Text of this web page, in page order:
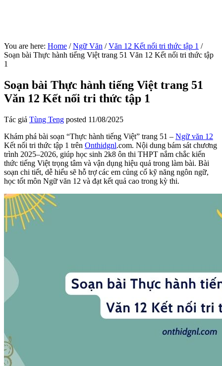
You are here: Home / Ngữ Văn / Văn 12 Kết nối tri thức tập 1 /
Soạn bài Thực hành tiếng Việt trang 51 Văn 12 Kết nối tri thức tập
1
Soạn bài Thực hành tiếng Việt trang 51
Văn 12 Kết nối tri thức tập 1
Tác giả Tùng Teng posted 11/08/2025
Khám phá bài soạn “Thực hành tiếng Việt” trang 51 – Ngữ văn 12
Kết nối tri thức tập 1 trên Onthidgnl.com. Nội dung bám sát chương
trình 2025–2026, giúp học sinh 2k8 ôn thi THPT nắm chắc kiến
thức tiếng Việt trọng tâm và vận dụng hiệu quả trong làm bài. Bài
soạn chi tiết, dễ hiểu sẽ hỗ trợ các em củng cố kỹ năng ngôn ngữ,
học tốt môn Ngữ văn 12 và đạt kết quả cao trong kỳ thi.